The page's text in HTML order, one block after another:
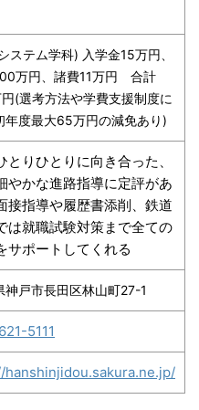
ステム学科) 入学金15万円、
万円、諸費11万円 合計
(選考方法や学費支援制度に
年度最大65万円の減免あり)
とりひとりに向き合った、
やかな進路指導に定評があ
接指導や履歴書添削、鉄道
は就職試験対策まで全ての
サポートしてくれる
神戸市長田区林山町27-1
5111
hanshinjidou.sakura.ne.jp/